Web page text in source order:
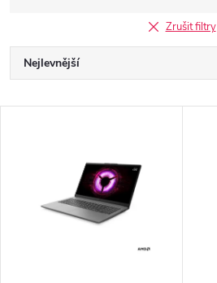
Zrušit filtry
Ř
a
Nejlevnější